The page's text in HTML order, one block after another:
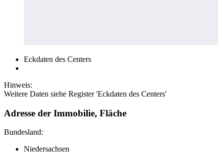
Eckdaten des Centers
Hinweis:
Weitere Daten siehe Register 'Eckdaten des Centers'
Adresse der Immobilie, Fläche
Bundesland:
Niedersachsen